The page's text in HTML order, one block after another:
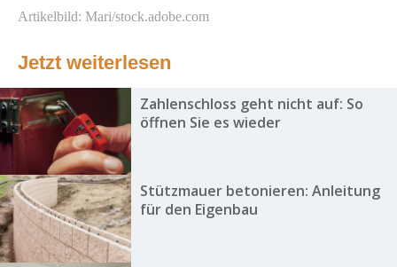
Artikelbild: Mari/stock.adobe.com
Jetzt weiterlesen
Zahlenschloss geht nicht auf: So
öffnen Sie es wieder
Stützmauer betonieren: Anleitung
für den Eigenbau